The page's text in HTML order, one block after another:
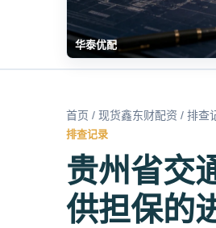
华泰优配
首页 / 现货鑫东财配资 / 排查
排查记录
贵州省交
供担保的